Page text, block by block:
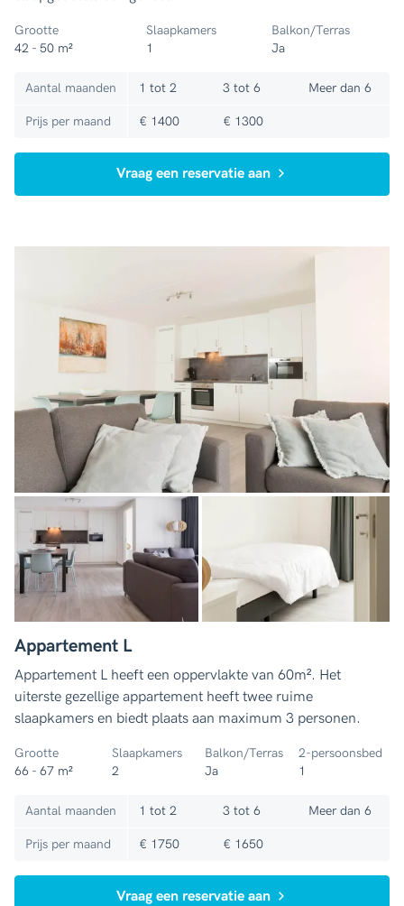
Grootte Slaapkamers
Balkon/Terras
42 - 50 m²
1 Ja
Aantal maanden 1 tot 2 3 tot 6 Meer dan 6
Prijs per maand € 1400 € 1300
Vraag een reservatie aan
Appartement L
Appartement L heeft een oppervlakte van 60m². Het
uiterste gezellige appartement heeft twee ruime
slaapkamers en biedt plaats aan maximum 3 personen.
Grootte Slaapkamers Balkon/Terras
2-persoonsbed
66 - 67 m²
2 Ja 1
Aantal maanden 1 tot 2 3 tot 6 Meer dan 6
Prijs per maand € 1750 € 1650
Vraag een reservatie aan